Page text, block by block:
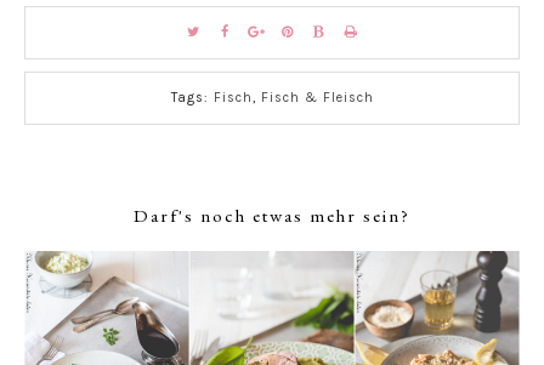
Tags: Fisch, Fisch & Fleisch
Darf's noch etwas mehr sein?